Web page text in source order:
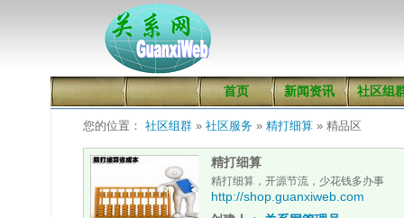
首页 新闻资讯 社区组
您的位置： 社区组群» 社区服务» 精打细算» 精品区
精打细算
精打细算，开源节流，少花钱多办事
http://shop.guanxiweb.com